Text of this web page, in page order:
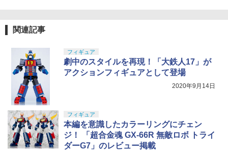
関連記事
フィギュア
劇中のスタイルを再現！「大鉄人17」が
アクションフィギュアとして登場
2020年9月14日
フィギュア
本編を意識したカラーリングにチェン
ジ！ 「超合金魂 GX-66R 無敵ロボ トライ
ダーG7」のレビュー掲載